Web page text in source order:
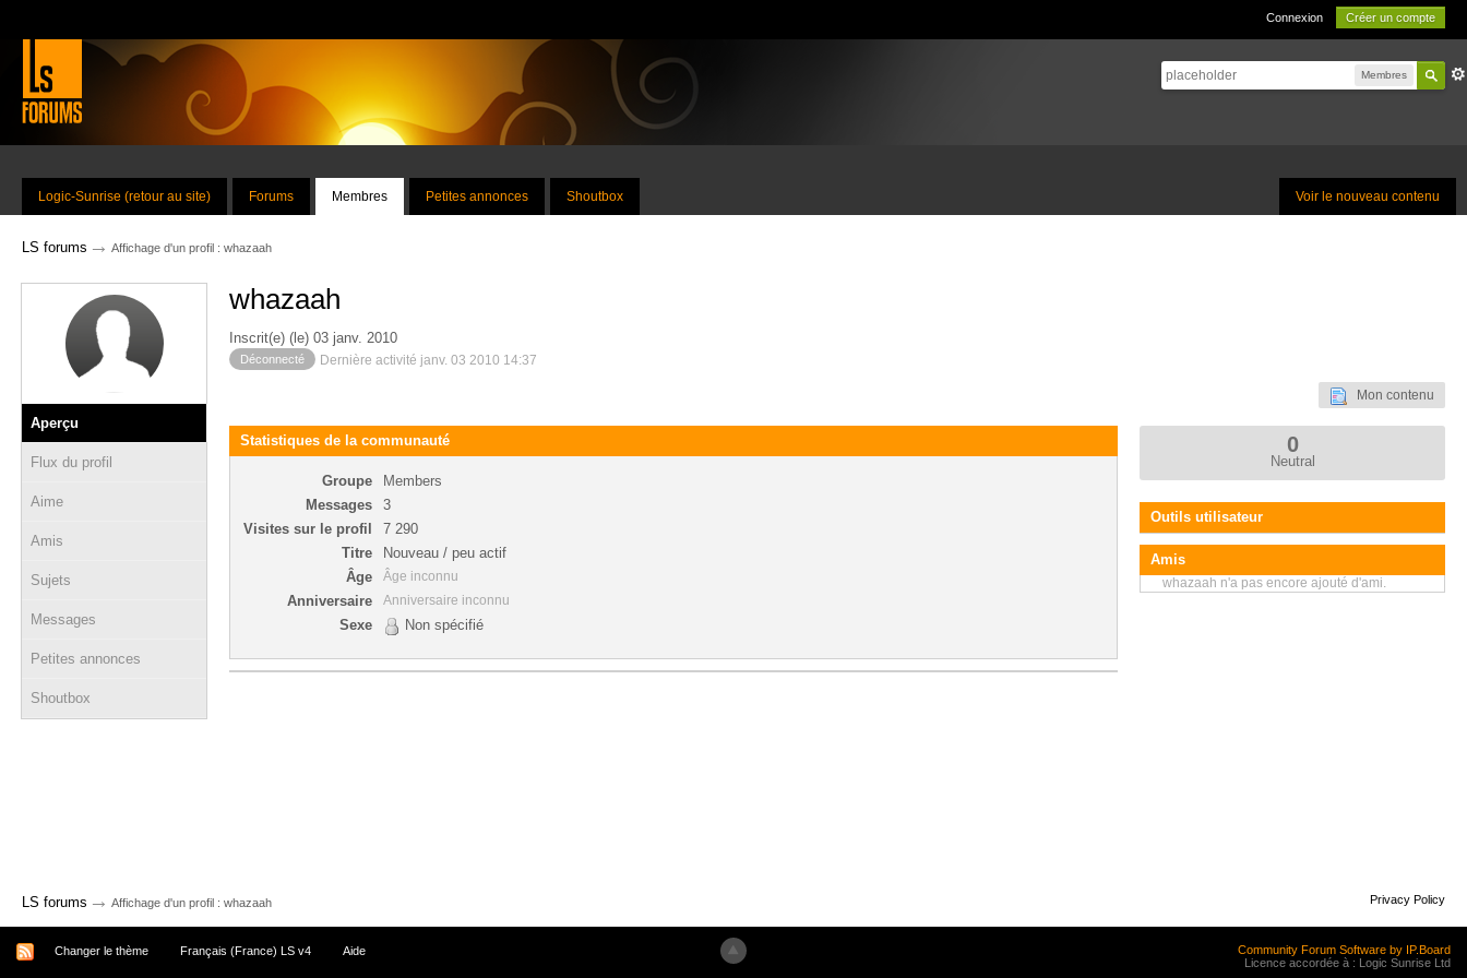
Connexion Créer un compte
Membres
Voir le nouveau contenu
Logic-Sunrise (retour au site) Forums Membres Petites annonces Shoutbox
LS forums → Affichage d'un profil : whazaah
Aperçu
Flux du profil
Aime
Amis
Sujets
Messages
Petites annonces
Shoutbox
whazaah
Inscrit(e) (le) 03 janv. 2010
Déconnecté Dernière activité janv. 03 2010 14:37
Mon contenu
Statistiques de la communauté
Groupe
Members
Messages
3
Visites sur le profil
7 290
Titre
Nouveau / peu actif
Âge
Âge inconnu
Anniversaire Anniversaire inconnu
Sexe Non spécifié
0
Neutral
Outils utilisateur
Amis
whazaah n'a pas encore ajouté d'ami.
LS forums → Affichage d'un profil : whazaah Privacy Policy
Changer le thème Français (France) LS v4 Aide
Community Forum Software by IP.Board
Licence accordée à : Logic Sunrise Ltd